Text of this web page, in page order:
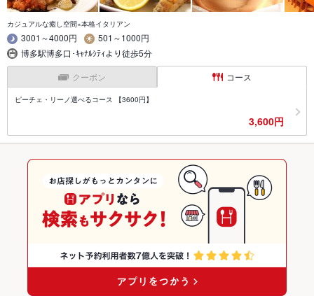
カジュアルな癒し空間×本格イタリアン
3001～4000円
501～1000円
博多駅博多口･ｷｬﾅﾙｼﾃｨより徒歩5分
クーポン コース
ピーチェ・リーノ選べるコース 【3600円】
3,600円